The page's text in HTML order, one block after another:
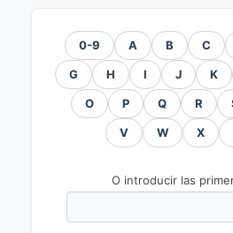
0-9 A B C
G H I J K
O P Q R
V W X
O introducir las